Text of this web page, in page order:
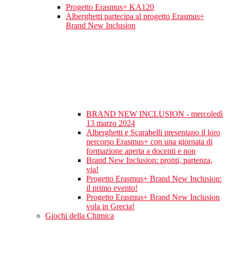
Progetto Erasmus+ KA120
Alberghetti partecipa al progetto Erasmus+
Brand New Inclusion
BRAND NEW INCLUSION - mercoledì
13 marzo 2024
Alberghetti e Scarabelli presentano il loro
percorso Erasmus+ con una giornata di
formazione aperta a docenti e non
Brand New Inclusion: pronti, partenza,
via!
Progetto Erasmus+ Brand New Inclusion:
il primo evento!
Progetto Erasmus+ Brand New Inclusion
vola in Grecia!
Giochi della Chimica